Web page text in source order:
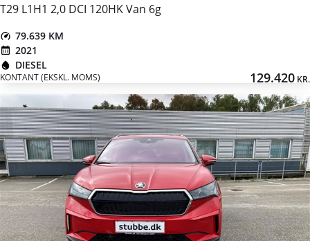
T29 L1H1 2,0 DCI 120HK Van 6g
79.639 KM
2021
DIESEL
KONTANT (EKSKL. MOMS) 129.420 KR.